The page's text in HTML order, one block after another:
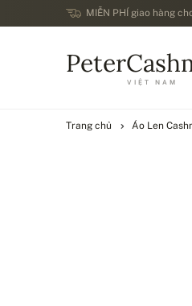
MIỄN PHÍ giao hàng
VIỆT NAM
Trang chủ Áo Len